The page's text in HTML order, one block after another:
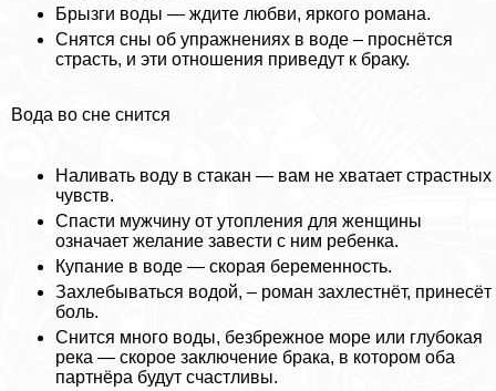
Брызги воды — ждите любви, яркого романа.
Снятся сны об упражнениях в воде – проснётся
страсть, и эти отношения приведут к бpaку.
Вода во сне снится
Наливать воду в стакан — вам не хватает страстных
чувств.
Спасти мужчину от утопления для женщины
означает желание завести с ним ребенка.
Купание в воде — скорая беременность.
Захлебываться водой, – роман захлестнёт, принесёт
боль.
Снится много воды, безбрежное море или глубокая
река — скорое заключение бpaка, в котором оба
партнёра будут счастливы.